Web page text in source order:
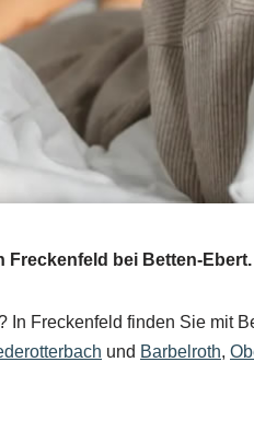
bei Betten-Ebert.
Freckenfeld finden Sie mit
und Barbelroth,